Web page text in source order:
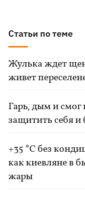
Статьи по теме
Жулька ждет
живет
Гарь, дым и смог
защитить себя и
+35 °C без
как киевляне в
жары